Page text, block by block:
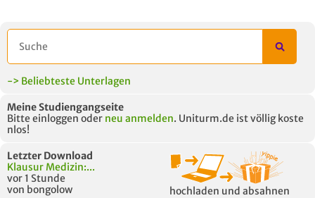
-> Beliebteste Unterlagen
Meine Studiengangseite
Bitte einloggen oder neu anmelden. Uniturm.de ist völlig koste
nlos!
Letzter Download
Klausur Medizin:...
vor 1 Stunde
von bongolow
hochladen und absahnen